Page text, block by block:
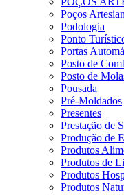
Poços
Podologia
Ponto
Portas
Posto de
Posto de
Pousada
Pré-Moldados
Presentes
Prestação de
Produção de
Produtos
Produtos de
Produtos
Produtos